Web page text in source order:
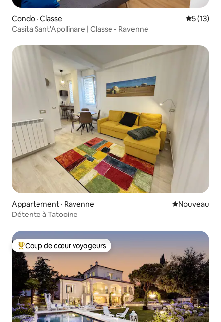
Condo · Classe Note
5 (13)
Casita Sant'Apollinare | Classe - Ravenne
Appartement · Ravenne Nouvel
Nouveau
Détente à Tatooine
Coup de cœur voyageurs parmi les plus aimés
Coup de cœur voyageurs